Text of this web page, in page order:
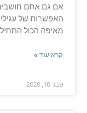
אם גם אתם
האפשרות של
מאיפה הכול
קרא עוד »
פבר 10, 2020